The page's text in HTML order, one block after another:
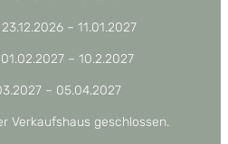
– 11.01.2027
– 10.2.2027
– 05.04.2027
Verkaufshaus geschlossen.